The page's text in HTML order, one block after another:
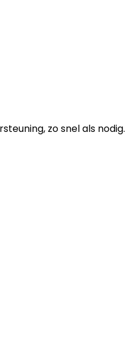
zo snel als nodig.